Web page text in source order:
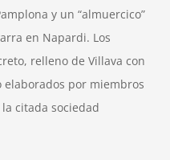
y un “almuercico”
en Napardi. Los
relleno de Villava con
por miembros
citada sociedad